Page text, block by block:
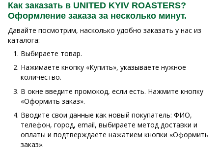
Как заказать в UNITED KYIV ROASTERS?
Оформление заказа за несколько минут.
Давайте посмотрим, насколько удобно заказать у нас из
каталога:
Выбираете товар.
Нажимаете кнопку «Купить», указываете нужное
количество.
В окне введите промокод, если есть. Нажмите кнопку
«Оформить заказ».
Вводите свои данные как новый покупатель: ФИО,
телефон, город, email, выбираете метод доставки и
оплаты и подтверждаете нажатием кнопки «Оформить
заказ».